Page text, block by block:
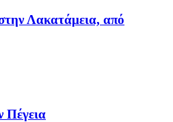
Λακατάμεια, από
Πέγεια